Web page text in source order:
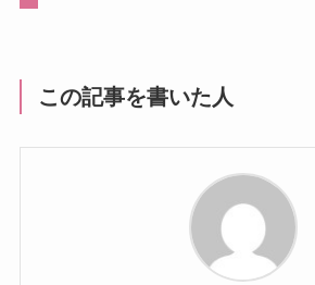
この記事を書いた人